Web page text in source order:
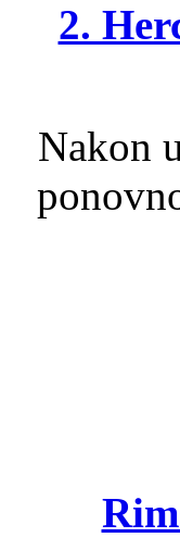
2.
Nakon